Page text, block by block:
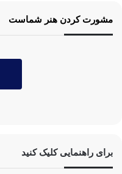
مشورت کردن هنر شماست
برای راهنمایی کلیک کنید